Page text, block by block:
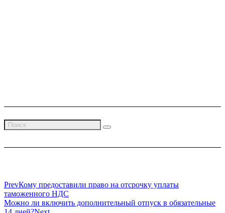
PrevКому предоставили право на отсрочку уплаты
таможенного НДС
Можно ли включить дополнительный отпуск в обязательные